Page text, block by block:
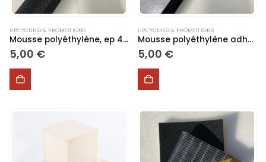
UPCYCLING & PROMOTIONS
Mousse polyéthylène, ep 4mm
5,00 €
UPCYCLING & PROMOTIONS
Mousse polyéthylène adhésivée, ep 5,5mm
5,00 €